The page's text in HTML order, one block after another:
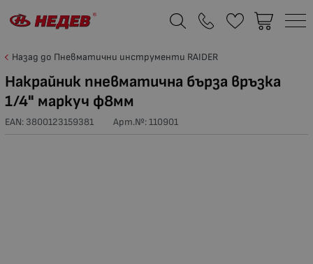
Назад до Пневматични инструменти RAIDER
Накрайник пневматична бърза връзка
1/4" маркуч ф8мм
EAN: 3800123159381 Арт.№:110901